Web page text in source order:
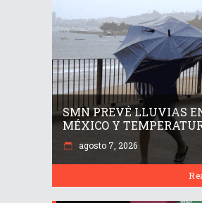
SMN PREVÉ LLUVIAS
MÉXICO Y
agosto 7, 2026